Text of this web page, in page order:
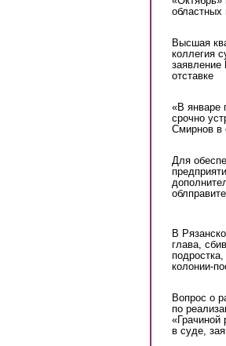
Высшая
коллегия
отставке
«В январе
срочно
Смирнов в
Для
В
глава,
колонии-
Вопрос о
по
«Грачиной
в суде,